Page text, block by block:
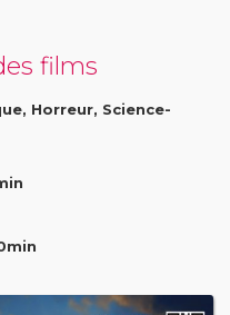
films
Horreur, Science-